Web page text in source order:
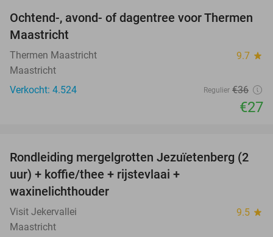
25%
Ochtend-, avond- of dagentree voor Thermen
Maastricht
Thermen Maastricht 9.7 star
Maastricht
Verkocht: 4.524
Regulier €36
€27
25%
Rondleiding mergelgrotten Jezuïetenberg (2
uur) + koffie/thee + rijstevlaai +
waxinelichthouder
Visit Jekervallei 9.5 star
Maastricht